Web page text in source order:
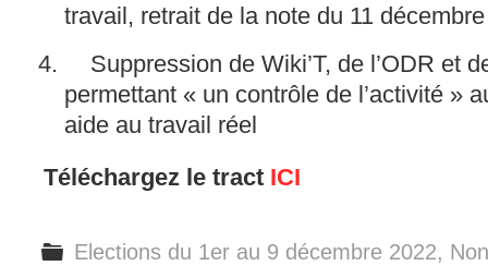
travail, retrait de la note du 11
Suppression de Wiki’T, de l’ODR et
permettant « un contrôle de l’activité »
aide au travail réel
Téléchargez le tract ICI
Elections du 1er au 9 décembre 2022,